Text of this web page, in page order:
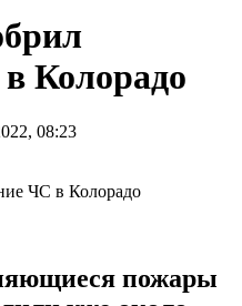
Колорадо
08:23
пожары